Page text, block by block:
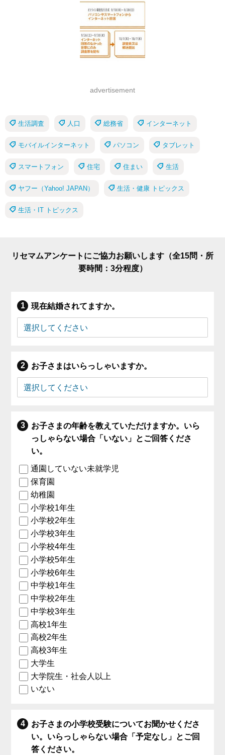
advertisement
生活調査 人口 総務省 インターネット
モバイルインターネット パソコン タブレット
スマートフォン 住宅 住まい 生活
ヤフー（Yahoo! JAPAN） 生活・健康 トピックス
生活・IT トピックス
リセマムアンケートにご協力お願いします（全15問・所
要時間：3分程度）
現在結婚されてますか。
お子さまはいらっしゃいますか。
お子さまの年齢を教えていただけますか。いら
っしゃらない場合「いない」とご回答くださ
い。
通園していない未就学児
保育園
幼稚園
小学校1年生
小学校2年生
小学校3年生
小学校4年生
小学校5年生
小学校6年生
中学校1年生
中学校2年生
中学校3年生
高校1年生
高校2年生
高校3年生
大学生
大学院生・社会人以上
いない
お子さまの小学校受験についてお聞かせくださ
い。いらっしゃらない場合「予定なし」とご回
答ください。